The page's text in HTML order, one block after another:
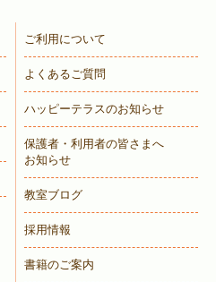
ご利用について
よくあるご質問
ハッピーテラスのお知らせ
保護者・利用者の皆さまへ
お知らせ
教室ブログ
採用情報
書籍のご案内